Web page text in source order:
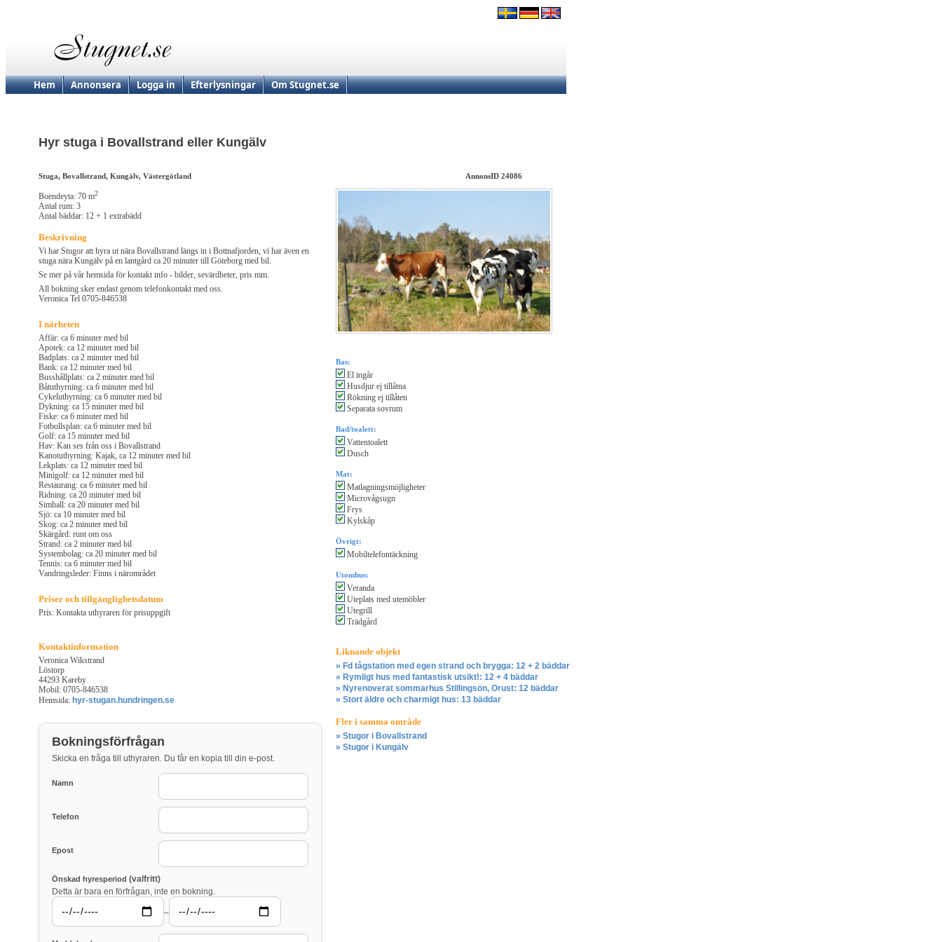
Hem Annonsera Logga in Efterlysningar Om Stugnet.se
Hyr stuga i Bovallstrand eller Kungälv
Stuga, Bovallstrand, Kungälv, Västergötland AnnonsID 24086
Boendeyta: 70 m2
Antal rum: 3
Antal bäddar: 12 + 1 extrabädd
Beskrivning
Vi har Stugor att hyra ut nära Bovallstrand längs in i Bottnafjorden, vi har även en
stuga nära Kungälv på en lantgård ca 20 minuter till Göteborg med bil.
Se mer på vår hemsida för kontakt info - bilder, sevärdheter, pris mm.
All bokning sker endast genom telefonkontakt med oss.
Veronica Tel 0705-846538
I närheten
Affär: ca 6 minuter med bil
Apotek: ca 12 minuter med bil
Badplats: ca 2 minuter med bil
Bank: ca 12 minuter med bil
Busshållplats: ca 2 minuter med bil
Båtuthyrning: ca 6 minuter med bil
Cykeluthyrning: ca 6 minuter med bil
Dykning: ca 15 minuter med bil
Fiske: ca 6 minuter med bil
Fotbollsplan: ca 6 minuter med bil
Golf: ca 15 minuter med bil
Hav: Kan ses från oss i Bovallstrand
Kanotuthyrning: Kajak, ca 12 minuter med bil
Lekplats: ca 12 minuter med bil
Minigolf: ca 12 minuter med bil
Restaurang: ca 6 minuter med bil
Ridning: ca 20 minuter med bil
Simhall: ca 20 minuter med bil
Sjö: ca 10 minuter med bil
Skog: ca 2 minuter med bil
Skärgård: runt om oss
Strand: ca 2 minuter med bil
Systembolag: ca 20 minuter med bil
Tennis: ca 6 minuter med bil
Vandringsleder: Finns i närområdet
Priser och tillgänglighetsdatum
Pris: Kontakta uthyraren för prisuppgift
Kontaktinformation
Veronica Wikstrand
Löstorp
44293 Kareby
Mobil: 0705-846538
Hemsida: hyr-stugan.hundringen.se
Bokningsförfrågan
Skicka en fråga till uthyraren. Du får en kopia till din e-post.
Namn
Telefon
Epost
Önskad hyresperiod (valfritt)
Detta är bara en förfrågan, inte en bokning.
–
Bas:
El ingår
Husdjur ej tillåtna
Rökning ej tillåten
Separata sovrum
Bad/toalett:
Vattentoalett
Dusch
Mat:
Matlagningsmöjligheter
Microvågsugn
Frys
Kylskåp
Övrigt:
Mobiltelefontäckning
Utomhus:
Veranda
Uteplats med utemöbler
Utegrill
Trädgård
Liknande objekt
» Fd tågstation med egen strand och brygga: 12 + 2 bäddar
» Rymligt hus med fantastisk utsikt!: 12 + 4 bäddar
» Nyrenoverat sommarhus Stillingsön, Orust: 12 bäddar
» Stort äldre och charmigt hus: 13 bäddar
Fler i samma område
» Stugor i Bovallstrand
» Stugor i Kungälv